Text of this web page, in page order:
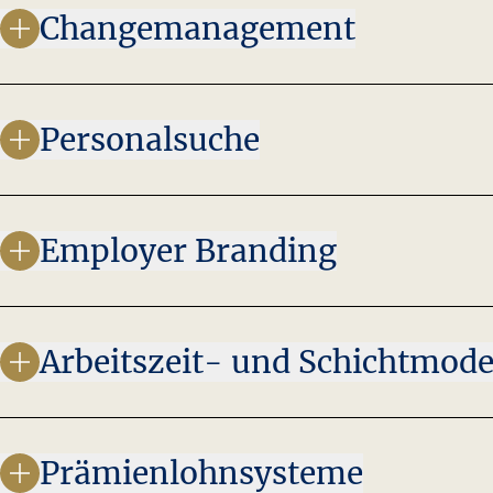
Changemanagement
Personalsuche
Employer Branding
Arbeitszeit- und
Prämienlohnsysteme